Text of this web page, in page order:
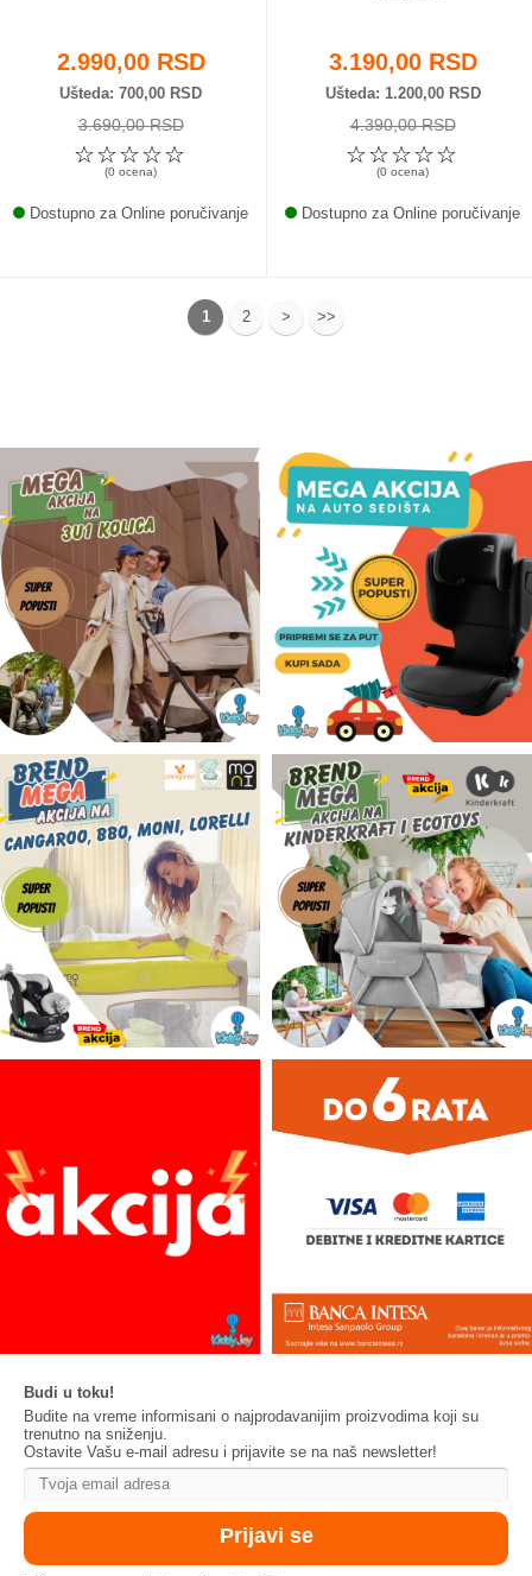
2.990,00 RSD
Ušteda 700,00 RSD
3.690,00 RSD
☆
☆
☆
☆
☆
(0 ocena)
Dostupno za Online poručivanje
3.190,00 RSD
Ušteda 1.200,00 RSD
4.390,00 RSD
☆
☆
☆
☆
☆
(0 ocena)
Dostupno za Online poručivanje
1 2 > >>
Budi u toku!
Budite na vreme informisani o najprodavanijim proizvodima koji su
trenutno na sniženju.
Ostavite Vašu e-mail adresu i prijavite se na naš newsletter!